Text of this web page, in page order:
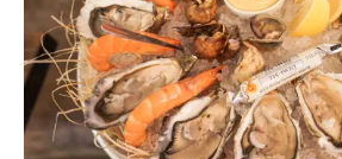
店家邀約
聯絡我